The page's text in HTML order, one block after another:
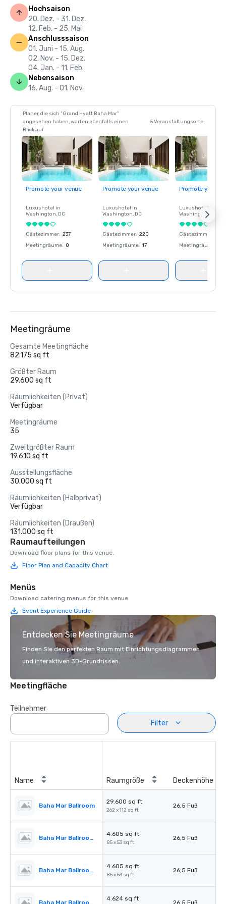
Hochsaison
20. Dez. - 31. Dez.
12. Feb. - 25. Mai
Anschlusssaison
01. Juni - 15. Aug.
02. Nov. - 15. Dez.
04. Jan. - 11. Feb.
Nebensaison
16. Aug. - 01. Nov.
Planer, die sich "Grand Hyatt Baha Mar"
angesehen haben, warfen ebenfalls einen
Blick auf
5 Veranstaltungsorte
Promote your venue
Luxushotel in
Washington, DC
Gästezimmer: 237
Meetingräume: 8
Promote your venue
Luxushotel in
Washington, DC
Gästezimmer: 220
Meetingräume: 17
Promote your
Luxushotel in
Washington
Gästezimmer
Meetingräume
Meetingräume
Gesamte Meetingfläche
82.175 sq ft
Größter Raum
29.600 sq ft
Räumlichkeiten (Privat)
Verfügbar
Meetingräume
35
Zweitgrößter Raum
19.610 sq ft
Ausstellungsfläche
30.000 sq ft
Räumlichkeiten (Halbprivat)
Verfügbar
Räumlichkeiten (Draußen)
131.000 sq ft
Raumaufteilungen
Download floor plans for this venue.
Floor Plan and Capacity Chart
Menüs
Download catering menus for this venue.
Event Experience Guide
Entdecken Sie Meetingräume
Finden Sie den perfekten Raum mit Einrichtungsdiagrammen
und interaktiven 3D-Grundrissen.
Meetingfläche
Teilnehmer
Filter
Name Raumgröße Deckenhöhe
Baha Mar Ballroom
29.600 sq ft
262 x 112 sq ft
26,5 Fuß
Baha Mar Ballroom Salon 1
4.605 sq ft
85 x 53 sq ft
26,5 Fuß
Baha Mar Ballroom Salon 2
4.605 sq ft
85 x 53 sq ft
26,5 Fuß
Baha Mar Ballroom Salon 3
4.624 sq ft
26,5 Fuß